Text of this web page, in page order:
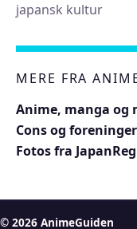
japansk kultur
MERE FRA
Anime, manga og
Cons og foreninger
Fotos fra Japan
© 2026 AnimeGuiden